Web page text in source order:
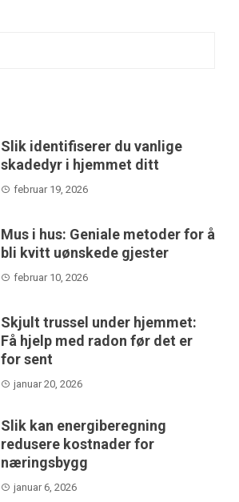
Slik identifiserer du vanlige
skadedyr i hjemmet ditt
februar 19, 2026
Mus i hus: Geniale metoder for å
bli kvitt uønskede gjester
februar 10, 2026
Skjult trussel under hjemmet:
Få hjelp med radon før det er
for sent
januar 20, 2026
Slik kan energiberegning
redusere kostnader for
næringsbygg
januar 6, 2026